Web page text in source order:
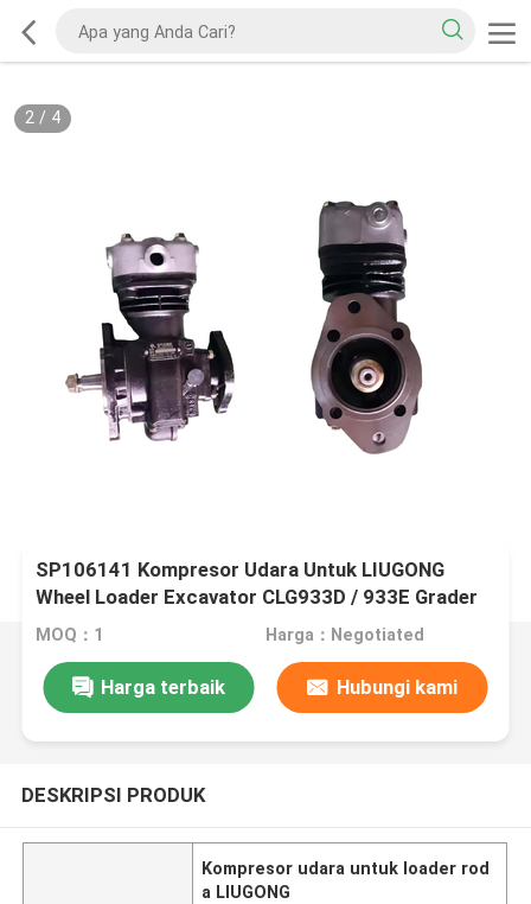
2/ 4
SP106141 Kompresor Udara Untuk LIUGONG
Wheel Loader Excavator CLG933D / 933E Grader
CLG418 / 4180D Roadroller CLG612
MOQ：1 Harga：Negotiated
Harga terbaik Hubungi kami
DESKRIPSI PRODUK
Kompresor udara untuk loader rod
a LIUGONG